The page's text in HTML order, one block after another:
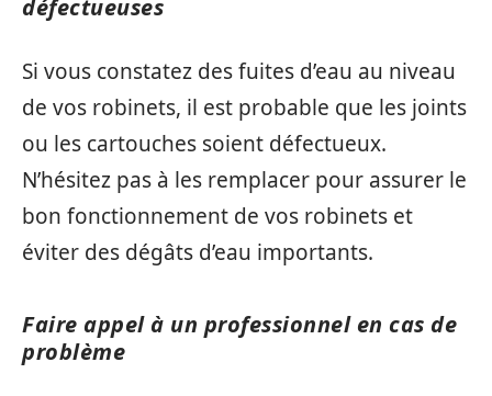
défectueuses
Si vous constatez des fuites d’eau au niveau
de vos robinets, il est probable que les joints
ou les cartouches soient défectueux.
N’hésitez pas à les remplacer pour assurer le
bon fonctionnement de vos robinets et
éviter des dégâts d’eau importants.
Faire appel à un professionnel en cas de
problème